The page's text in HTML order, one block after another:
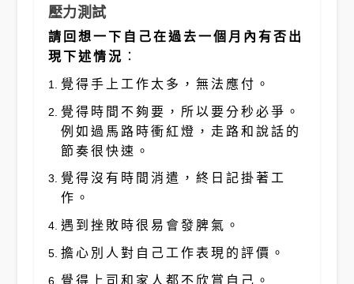
壓力測試
請回想一下自己在過去一個月內有否出
現下述情況 ：
覺得手上工作太多，無法應付。
覺得時間不夠要，所以要分秒必爭。
例如過馬路時衝紅燈，走路和說話的
節奏很快速。
覺得沒有時間消遣，終日記掛著工
作。
遇到挫敗時很易會發脾氣。
擔心別人對自己工作表現的評價。
覺得上司和家人都不欣賞自己。